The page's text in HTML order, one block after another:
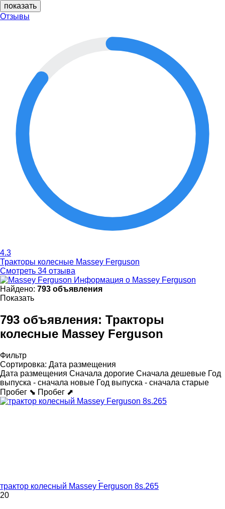
показать
Отзывы
4.3
Тракторы колесные Massey Ferguson
Смотреть 34 отзыва
Информация о Massey Ferguson
Найдено: 793 объявления
Показать
793 объявления: Тракторы
колесные Massey Ferguson
Фильтр
Сортировка: Дата размещения
Дата размещения Сначала дорогие Сначала дешевые Год
выпуска - сначала новые Год выпуска - сначала старые
Пробег ⬊ Пробег ⬈
трактор колесный Massey Ferguson 8s.265
20